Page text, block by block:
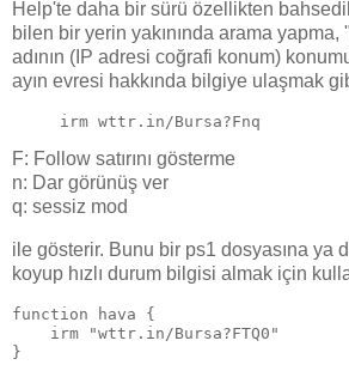
Help'te daha bir sürü özellikten
bilen bir yerin yakınında arama
adının (IP adresi coğrafi konum)
ayın evresi hakkında bilgiye ulaşmak
irm wttr.in/Bursa?Fnq
F: Follow satırını gösterme
n: Dar görünüş ver
q: sessiz mod
ile gösterir. Bunu bir ps1 dosyasına ya
koyup hızlı durum bilgisi almak için
function hava {
    irm "wttr.in/Bursa?FTQ0"
}